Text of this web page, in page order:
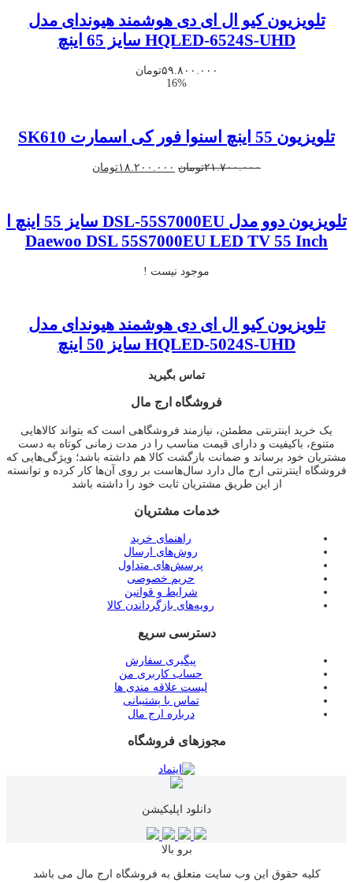
تلویزیون کیو ال ای دی هوشمند هیوندای مدل
HQLED-6524S-UHD سایز 65 اینچ
۵۹.۸۰۰.۰۰۰تومان
16%
تلویزیون 55 اینچ اسنوا فور کی اسمارت SK610
۲۱.۷۰۰.۰۰۰تومان قیمت
۱۸.۲۰۰.۰۰۰تومان
تلویزیون دوو مدل DSL-55S7000EU سایز 55 اینچ ا
Daewoo DSL 55S7000EU LED TV 55 Inch
موجود نیست !
تلویزیون کیو ال ای دی هوشمند هیوندای مدل
HQLED-5024S-UHD سایز 50 اینچ
تماس بگیرید
فروشگاه ارج مال
یک خرید اینترنتی مطمئن، نیازمند فروشگاهی است که بتواند کالاهایی
متنوع، باکیفیت و دارای قیمت مناسب را در مدت زمانی کوتاه به دست
مشتریان خود برساند و ضمانت بازگشت کالا هم داشته باشد؛ ویژگی‌هایی که
فروشگاه اینترنتی ارج مال دارد سال‌هاست بر روی آن‌ها کار کرده و توانسته
از این طریق مشتریان ثابت خود را داشته باشد
خدمات مشتریان
راهنمای خرید
روش‌های ارسال
پرسش‌های متداول
حریم خصوصی
شرایط و قوانین
رویه‌های بازگرداندن کالا
دسترسی سریع
پیگیری سفارش
حساب کاربری من
لیست علاقه مندی ها
تماس با پشتیبانی
درباره ارج مال
مجوزهای فروشگاه
دانلود اپلیکیشن
برو بالا
کلیه حقوق این وب سایت متعلق به فروشگاه ارج مال می باشد